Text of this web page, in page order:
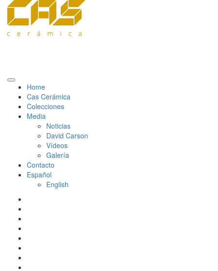
Home
Cas Cerámica
Colecciones
Media
Noticias
David Carson
Vídeos
Galería
Contacto
Español
English